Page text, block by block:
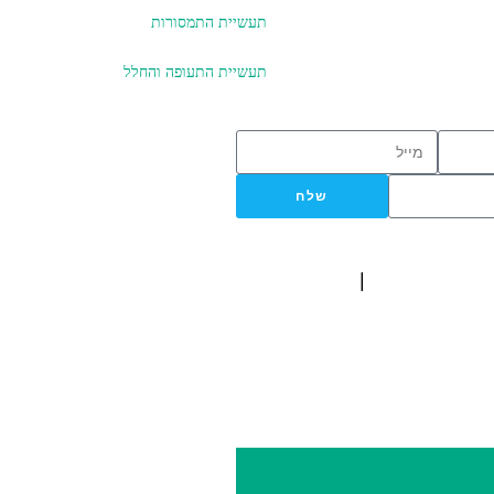
תעשיית התמסורות
תעשיית התעופה והחלל
שלח